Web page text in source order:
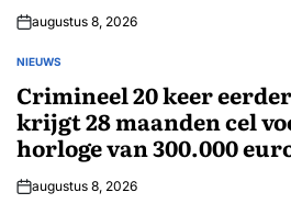
augustus 8, 2026
GEPLAATST
NIEUWS
Crimineel 20 keer
krijgt 28 maanden cel
horloge van 300.000
augustus 8, 2026